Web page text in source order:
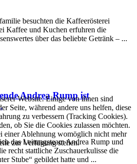
besuchten die Kaffeerösterei
Kaffee und Kuchen erfuhren die
über das beliebte Getränk – ...
Andrea Rump ist
das Leitungsteam Andrea Rump und
recht stattliche Zuschauerkulisse die
Stube“ gebildet hatte und ...
Website. Einige von ihnen sind
Seite, während andere uns helfen, diese
zu verbessern (Tracking Cookies).
ob Sie die Cookies zulassen möchten.
einer Ablehnung womöglich nicht mehr
zur Verfügung stehen.